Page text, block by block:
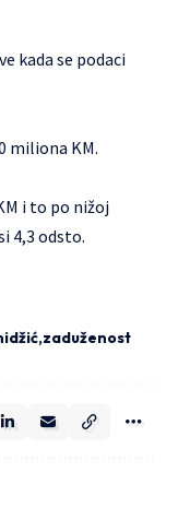
kada se podaci
miliona KM.
i to po nižoj
4,3 odsto.
zaduženost